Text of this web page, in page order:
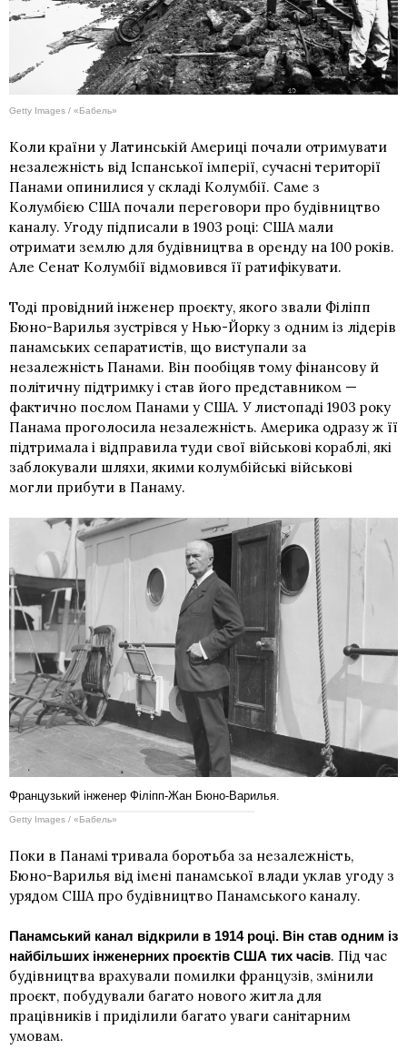
Getty Images / «Бабель»
Коли країни у Латинській Америці почали отримувати
незалежність від Іспанської імперії, сучасні території
Панами опинилися у складі Колумбії. Саме з
Колумбією США почали переговори про будівництво
каналу. Угоду підписали в 1903 році: США мали
отримати землю для будівництва в оренду на 100 років.
Але Сенат Колумбії відмовився її ратифікувати.
Тоді провідний інженер проєкту, якого звали Філіпп
Бюно-Варилья зустрівся у Нью-Йорку з одним із лідерів
панамських сепаратистів, що виступали за
незалежність Панами. Він пообіцяв тому фінансову й
політичну підтримку і став його представником —
фактично послом Панами у США. У листопаді 1903 року
Панама проголосила незалежність. Америка одразу ж її
підтримала і відправила туди свої військові кораблі, які
заблокували шляхи, якими колумбійські військові
могли прибути в Панаму.
Французький інженер Філіпп-Жан Бюно-Варилья.
Getty Images / «Бабель»
Поки в Панамі тривала боротьба за незалежність,
Бюно-Варилья від імені панамської влади уклав угоду з
урядом США про будівництво Панамського каналу.
Панамський канал відкрили в 1914 році. Він став одним із
найбільших інженерних проєктів США тих часів. Під час
будівництва врахували помилки французів, змінили
проєкт, побудували багато нового житла для
працівників і приділили багато уваги санітарним
умовам.